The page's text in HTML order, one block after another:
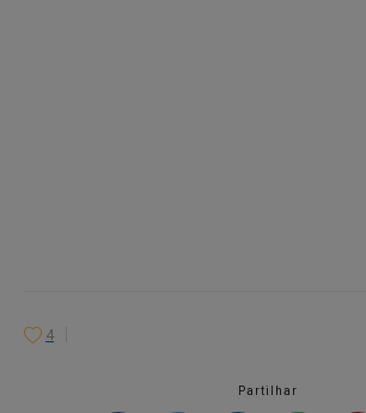
4
Partilhar